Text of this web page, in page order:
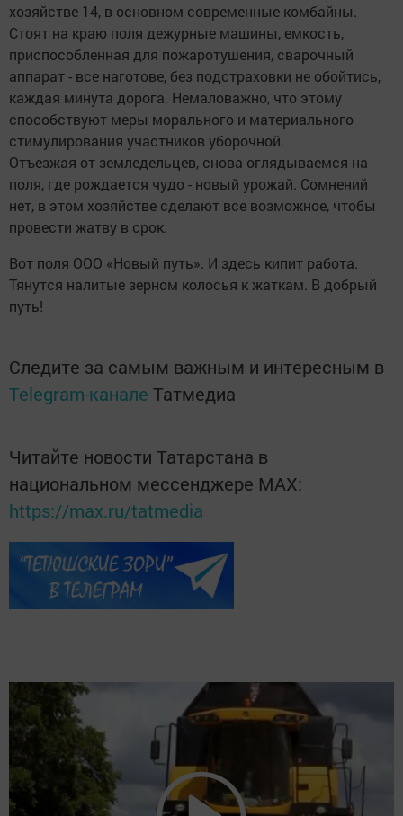
хозяйстве 14, в основном современные комбайны.
Стоят на краю поля дежурные машины, емкость,
приспособленная для пожаротушения, сварочный
аппарат - все наготове, без подстраховки не обойтись,
каждая минута дорога. Немаловажно, что этому
способствуют меры морального и материального
стимулирования участников уборочной.
Отъезжая от земледельцев, снова оглядываемся на
поля, где рождается чудо - новый урожай. Сомнений
нет, в этом хозяйстве сделают все возможное, чтобы
провести жатву в срок.
Вот поля ООО «Новый путь». И здесь кипит работа.
Тянутся налитые зерном колосья к жаткам. В добрый
путь!
Следите за самым важным и интересным в
Telegram-канале Татмедиа
Читайте новости Татарстана в
национальном мессенджере MАХ:
https://max.ru/tatmedia